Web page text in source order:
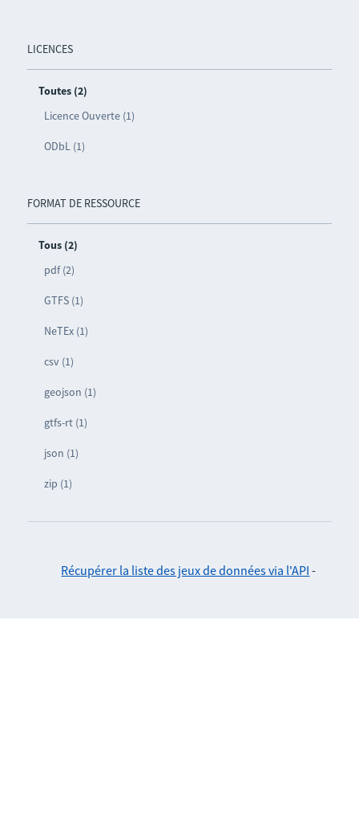
LICENCES
Toutes (2)
Licence Ouverte (1)
ODbL (1)
FORMAT DE RESSOURCE
Tous (2)
pdf (2)
GTFS (1)
NeTEx (1)
csv (1)
geojson (1)
gtfs-rt (1)
json (1)
zip (1)
Récupérer la liste des jeux de données via l'API -